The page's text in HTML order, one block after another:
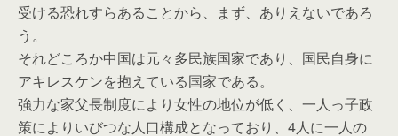
受ける恐れすらあることから、まず、ありえないであろ
う。
それどころか中国は元々多民族国家であり、国民自身に
アキレスケンを抱えている国家である。
強力な家父長制度により女性の地位が低く、一人っ子政
策によりいびつな人口構成となっており、4人に一人の